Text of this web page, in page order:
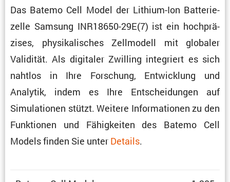
Das Batemo Cell Model der Lithium-Ion Batte­rie­
zelle Samsung INR18650-29E(7) ist ein hochprä­
zises, physi­ka­li­sches Zellmo­dell mit globaler
Validität. Als digitaler Zwilling integriert es sich
nahtlos in Ihre Forschung, Entwick­lung und
Analytik, indem es Ihre Entschei­dungen auf
Simula­tionen stützt. Weitere Infor­ma­tionen zu den
Funktionen und Fähig­keiten des Batemo Cell
Models finden Sie unter Details.